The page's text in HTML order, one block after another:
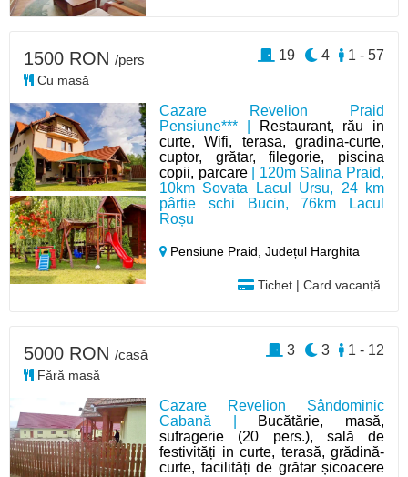
Cazare Revelion Praid
Pensiune*** |
Restaurant, rău in
curte, Wifi, terasa, gradina-curte,
cuptor, grătar, filegorie, piscina
copii, parcare| 120m Salina Praid,
10km Sovata Lacul Ursu, 24 km
pârtie schi Bucin, 76km Lacul
Roșu
Pensiune Praid,Județul Harghita
Tichet | Card vacanță
1500 RON /pers
Cu masă
1 - 57
4
19
Cazare Revelion Sândominic
Cabană | Bucătărie, masă,
sufragerie (20 pers.), sală de
festivități in curte, terasă, grădină-
curte, facilități de grătar șicoacere
5000 RON /casă
Fără masă
1 - 12
3
3